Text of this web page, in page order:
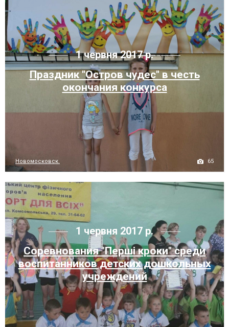
1 червня 2017 р.
Праздник "Остров чудес" в честь
окончания конкурса
Новомосковск. 65
1 червня 2017 р.
Соревнования "Перші кроки" среди
воспитанников детских дошкольных
учреждений